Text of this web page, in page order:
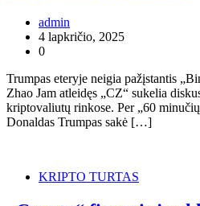
admin
4 lapkričio, 2025
0
Trumpas eteryje neigia pažįstantis
Zhao Jam atleidęs „CZ“ sukelia
kriptovaliutų rinkose. Per „60
Donaldas Trumpas sakė […]
KRIPTO TURTAS